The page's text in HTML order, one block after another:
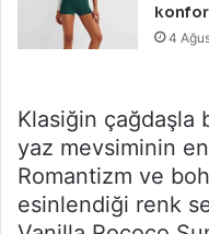
4
Klasiğin çağdaşla
yaz mevsiminin en
Romantizm ve
esinlendiği renk